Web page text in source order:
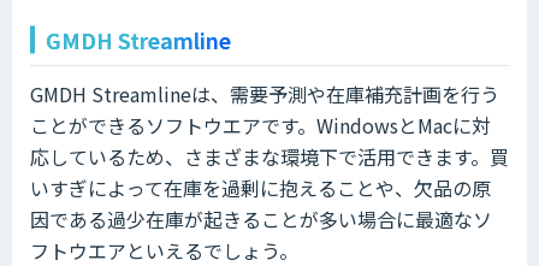
GMDH Streamline
GMDH Streamlineは、需要予測や在庫補充計画を行う
ことができるソフトウエアです。WindowsとMacに対
応しているため、さまざまな環境下で活用できます。買
いすぎによって在庫を過剰に抱えることや、欠品の原
因である過少在庫が起きることが多い場合に最適なソ
フトウエアといえるでしょう。